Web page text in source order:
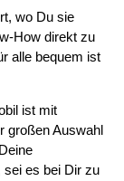
wo Du sie
How direkt zu
alle bequem ist
ist mit
großen Auswahl
sei es bei Dir zu